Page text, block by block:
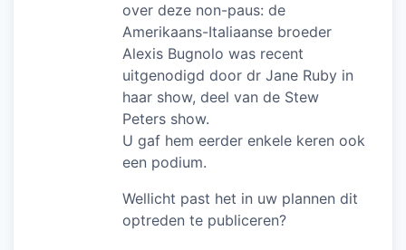
over deze non-paus: de
Amerikaans-Italiaanse broeder
Alexis Bugnolo was recent
uitgenodigd door dr Jane Ruby in
haar show, deel van de Stew
Peters show.
U gaf hem eerder enkele keren ook
een podium.
Wellicht past het in uw plannen dit
optreden te publiceren?